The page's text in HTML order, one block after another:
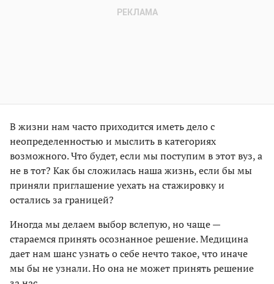
В жизни нам часто приходится иметь дело с
неопределенностью и мыслить в категориях
возможного. Что будет, если мы поступим в этот вуз, а
не в тот? Как бы сложилась наша жизнь, если бы мы
приняли приглашение уехать на стажировку и
остались за границей?
Иногда мы делаем выбор вслепую, но чаще —
стараемся принять осознанное решение. Медицина
дает нам шанс узнать о себе нечто такое, что иначе
мы бы не узнали. Но она не может принять решение